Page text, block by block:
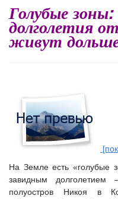
Голубые
долголетия
живут
На Земле есть «голубые
завидным
полуостров Никоя в